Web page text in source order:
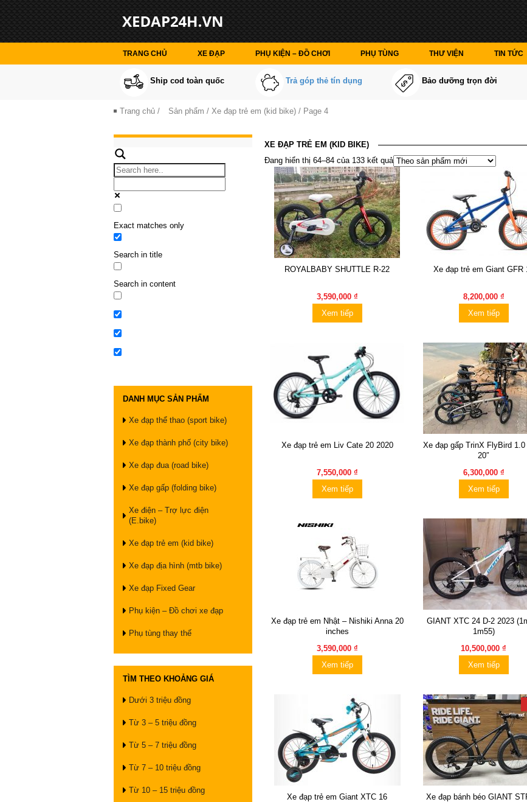
TRANG CHỦ XE ĐẠP PHỤ KIỆN – ĐỒ CHƠI PHỤ TÙNG THƯ VIỆN TIN TỨC
Ship cod toàn quốc Trả góp thẻ tín dụng Bảo dưỡng trọn đời
Trang chủ / Sản phẩm / Xe đạp trẻ em (kid bike) / Page 4
Exact matches only
Search in title
Search in content
DANH MỤC SẢN PHẨM
Xe đạp thể thao (sport bike)
Xe đạp thành phố (city bike)
Xe đạp đua (road bike)
Xe đạp gấp (folding bike)
Xe điện – Trợ lực điện
(E.bike)
Xe đạp trẻ em (kid bike)
Xe đạp địa hình (mtb bike)
Xe đạp Fixed Gear
Phụ kiện – Đồ chơi xe đạp
Phụ tùng thay thế
TÌM THEO KHOẢNG GIÁ
Dưới 3 triệu đồng
Từ 3 – 5 triệu đồng
Từ 5 – 7 triệu đồng
Từ 7 – 10 triệu đồng
Từ 10 – 15 triệu đồng
XE ĐẠP TRẺ EM (KID BIKE)
Đang hiển thị 64–84 của 133 kết quả
ROYALBABY SHUTTLE R-22
3,590,000 ₫
Xem tiếp
Xe đạp trẻ em Giant GFR
8,200,000 ₫
Xem tiếp
Xe đạp trẻ em Liv Cate 20 2020
7,550,000 ₫
Xem tiếp
Xe đạp gấp TrinX FlyBird 1.0
20″
6,300,000 ₫
Xem tiếp
Xe đạp trẻ em Nhật – Nishiki Anna 20
inches
3,590,000 ₫
Xem tiếp
GIANT XTC 24 D-2 2023
1m55)
10,500,000 ₫
Xem tiếp
Xe đạp trẻ em Giant XTC 16
Xe đạp bánh béo GIANT